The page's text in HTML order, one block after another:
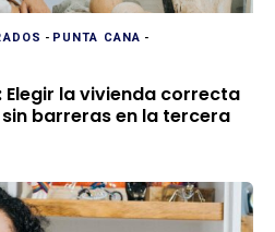
- PUNTA CANA -
Elegir la vivienda correcta
barreras en la tercera